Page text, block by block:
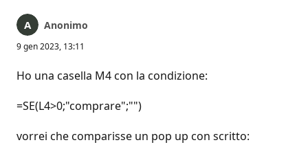
Anonimo
9 gen 2023, 13:11
Ho una casella M4 con la condizione:
=SE(L4>0;"comprare";"")
vorrei che comparisse un pop up con scritto: